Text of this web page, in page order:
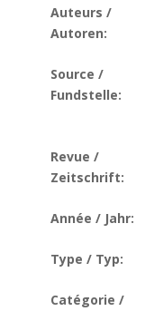
Auteurs /
Autoren:
Source /
Fundstelle:
Revue /
Zeitschrift:
Année / Jahr:
Type / Typ:
Catégorie /